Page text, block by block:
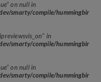
on null in
smarty/compile/
in
smarty/compile/
on null in
smarty/compile/